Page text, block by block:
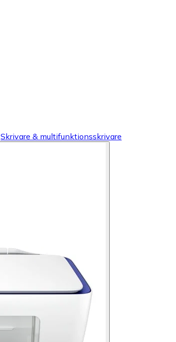
Skrivare & multifunktionsskrivare